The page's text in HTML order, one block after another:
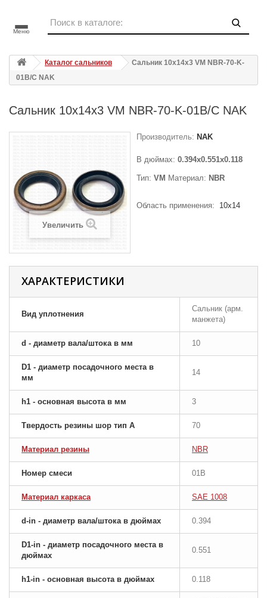
Меню
Каталог сальников
Сальник 10x14x3 VM NBR-70-K-
01B/C NAK
Сальник 10x14x3 VM NBR-70-K-01B/C NAK
Увеличить
Производитель: NAK
В дюймах: 0.394x0.551x0.118
Тип: VM Материал: NBR
Область применения: 10x14
ХАРАКТЕРИСТИКИ
Вид уплотнения
Сальник (арм.
манжета)
d - диаметр вала/штока в мм 10
D1 - диаметр посадочного места в
мм
14
h1 - основная высота в мм 3
Твердость резины шор тип A 70
Материал резины NBR
Номер смеси 01B
Материал каркаса SAE 1008
d-in - диаметр вала/штока в дюймах 0.394
D1-in - диаметр посадочного места в
дюймах
0.551
h1-in - основная высота в дюймах 0.118